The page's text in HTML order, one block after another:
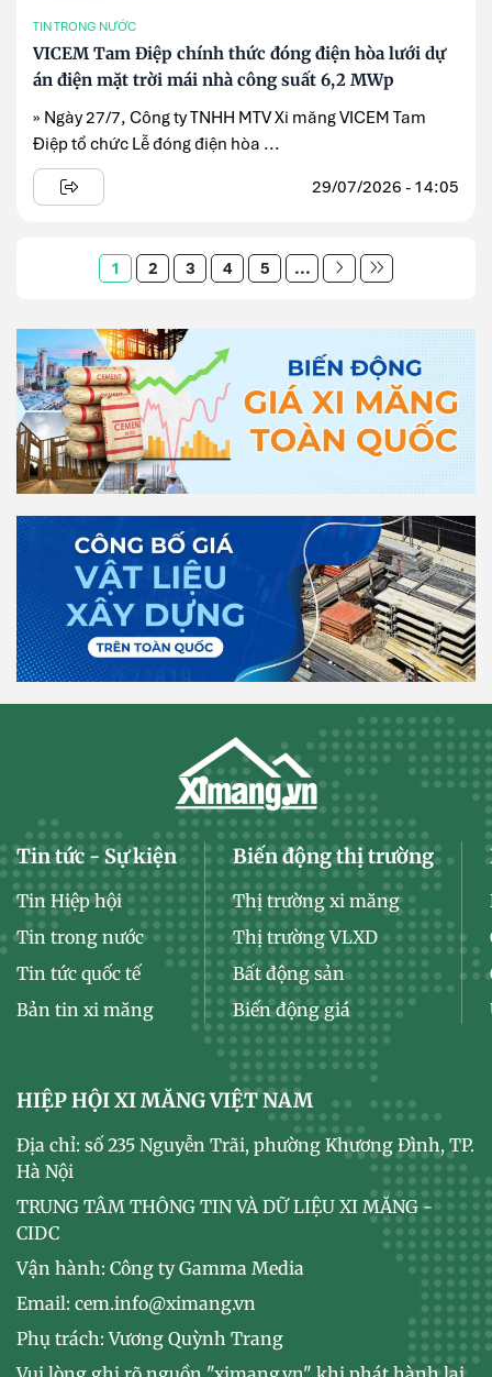
TIN TRONG NƯỚC
VICEM Tam Điệp chính thức đóng điện hòa lưới dự
án điện mặt trời mái nhà công suất 6,2 MWp
» Ngày 27/7, Công ty TNHH MTV Xi măng VICEM Tam
Điệp tổ chức Lễ đóng điện hòa ...
29/07/2026 - 14:05
1 2 3 4 5 ...
Tin tức - Sự kiện
Tin Hiệp hội
Tin trong nước
Tin tức quốc tế
Bản tin xi măng
Biến động thị trường
Thị trường xi măng
Thị trường VLXD
Bất động sản
Biến động giá
HIỆP HỘI XI MĂNG VIỆT NAM
Địa chỉ: số 235 Nguyễn Trãi, phường Khương Đình, TP.
Hà Nội
TRUNG TÂM THÔNG TIN VÀ DỮ LIỆU XI MĂNG -
CIDC
Vận hành: Công ty Gamma Media
Email: cem.info@ximang.vn
Phụ trách: Vương Quỳnh Trang